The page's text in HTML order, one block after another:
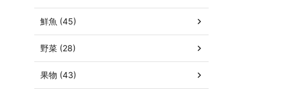
鮮魚 (45)
野菜 (28)
果物 (43)